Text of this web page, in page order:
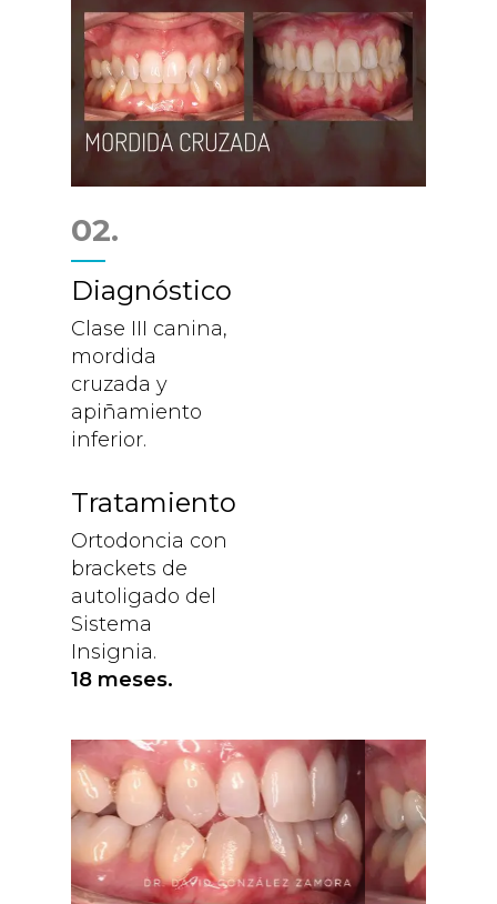
02.
Diagnóstico
Clase III canina,
mordida
cruzada y
apiñamiento
inferior.
Tratamiento
Ortodoncia con
brackets de
autoligado del
Sistema
Insignia.
18 meses.